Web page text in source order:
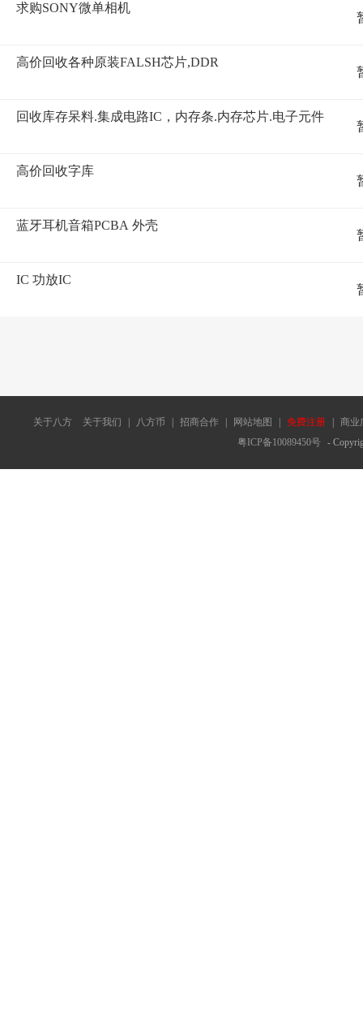
求购SONY微单相机
高价回收各种原装FALSH芯片,DDR
回收库存呆料.集成电路IC，内存条.内存芯片.电子元件
高价回收字库
蓝牙耳机音箱PCBA 外壳
IC 功放IC
关于八方 关于我们 八方币 招商合作 网站地图 免费注册
商业
粤ICP备10089450号 -